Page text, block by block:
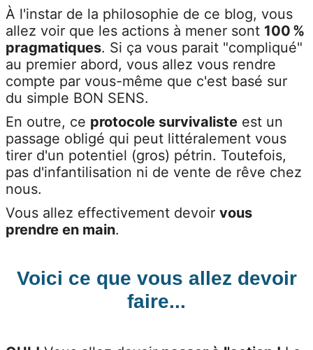
À l'instar de la philosophie de ce blog, vous
allez voir que les actions à mener sont 100 %
pragmatiques. Si ça vous parait "compliqué"
au premier abord, vous allez vous rendre
compte par vous-même que c'est basé sur
du simple BON SENS.
En outre, ce protocole survivaliste est un
passage obligé qui peut littéralement vous
tirer d'un potentiel (gros) pétrin. Toutefois,
pas d'infantilisation ni de vente de rêve chez
nous.
Vous allez effectivement devoir vous
prendre en main.
Voici ce que vous allez devoir
faire...